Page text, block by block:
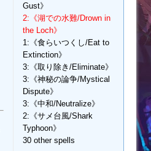
Gust》
2:《湖での水難/Drown in
the Loch》
1:《食らいつくし/Eat to
Extinction》
3:《取り除き/Eliminate》
3:《神秘の論争/Mystical
Dispute》
3:《中和/Neutralize》
2:《サメ台風/Shark
Typhoon》
30 other spells